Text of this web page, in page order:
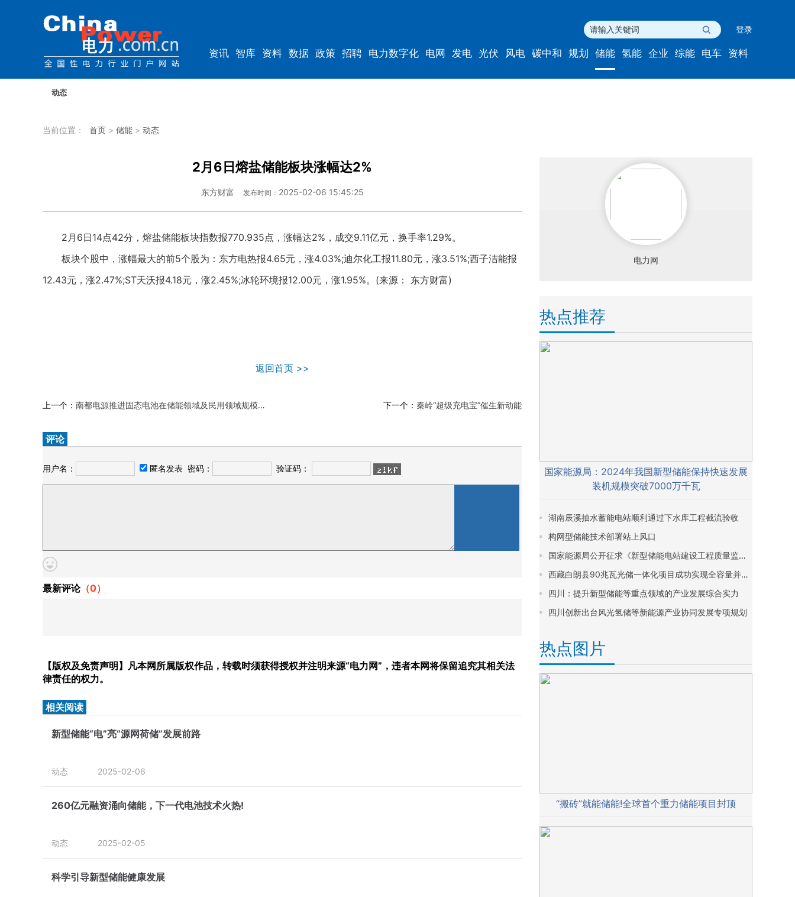
登录
资讯 智库 资料 数据 政策 招聘 电力数字化 电网 发电 光伏 风电 碳中和 规划 储能 氢能 企业 综能 电车 资料
动态
当前位置： 首页 > 储能 > 动态
2月6日熔盐储能板块涨幅达2%
东方财富 发布时间： 2025-02-06 15:45:25
2月6日14点42分，熔盐储能板块指数报770.935点，涨幅达2%，成交9.11亿元，换手率1.29%。
板块个股中，涨幅最大的前5个股为：东方电热报4.65元，涨4.03%;迪尔化工报11.80元，涨3.51%;西子洁能报
12.43元，涨2.47%;ST天沃报4.18元，涨2.45%;冰轮环境报12.00元，涨1.95%。(来源： 东方财富)
返回首页 >>
上一个： 南都电源推进固态电池在储能领域及民用领域规模化应用 下一个： 秦岭“超级充电宝”催生新动能
评论
用户名： 匿名发表 密码： 验证码：
最新评论（0）
【版权及免责声明】凡本网所属版权作品，转载时须获得授权并注明来源“电力网”，违者本网将保留追究其相关法
律责任的权力。
相关阅读
新型储能“电”亮“源网荷储”发展前路
动态 2025-02-06
260亿元融资涌向储能，下一代电池技术火热!
动态 2025-02-05
科学引导新型储能健康发展
电力网
热点推荐
国家能源局：2024年我国新型储能保持快速发展
装机规模突破7000万千瓦
湖南辰溪抽水蓄能电站顺利通过下水库工程截流验收
构网型储能技术部署站上风口
国家能源局公开征求《新型储能电站建设工程质量监督检查大纲(征求意见稿)》意见
西藏白朗县90兆瓦光储一体化项目成功实现全容量并网发电
四川：提升新型储能等重点领域的产业发展综合实力
四川创新出台风光氢储等新能源产业协同发展专项规划
热点图片
“搬砖”就能储能!全球首个重力储能项目封顶